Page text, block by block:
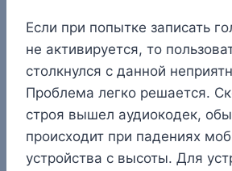
Если при попытке записать
не активируется, то
столкнулся с данной
Проблема легко решается.
строя вышел аудиокодек,
происходит при падениях
устройства с высоты. Для